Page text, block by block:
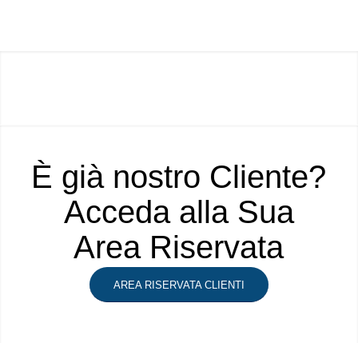
È già nostro Cliente?
Acceda alla Sua
Area Riservata
AREA RISERVATA CLIENTI